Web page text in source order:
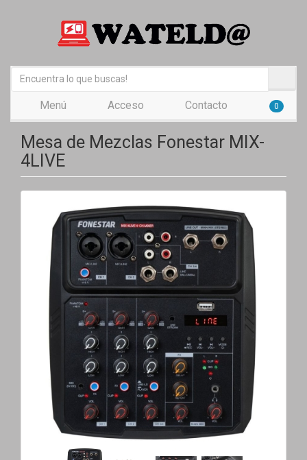
Menú Acceso Contacto 0
Mesa de Mezclas Fonestar MIX-
4LIVE